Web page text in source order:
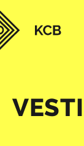
VESTI